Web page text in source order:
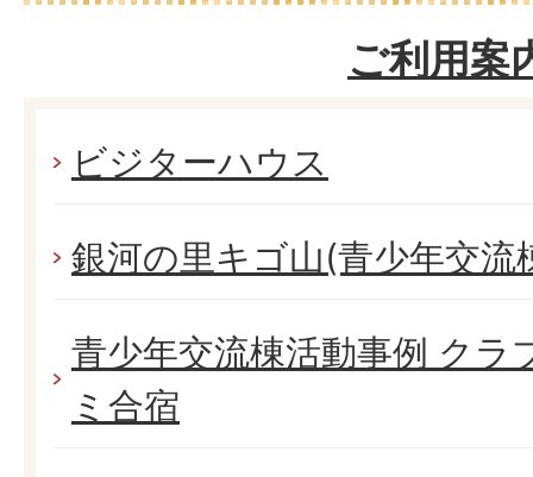
ご利用案
ビジターハウス
銀河の里キゴ山(青少年交流
青少年交流棟活動事例 クラ
ミ合宿